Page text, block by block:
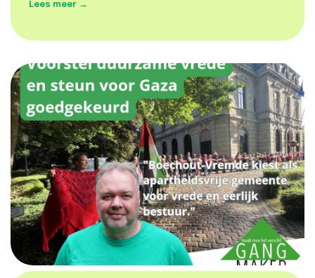
Lees meer →